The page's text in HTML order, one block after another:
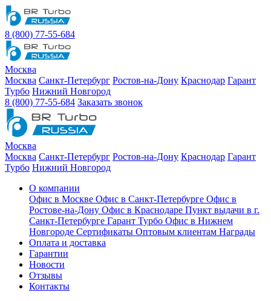
8 (800) 77-55-684
Москва
Москва Санкт-Петербург Ростов-на-Дону Краснодар Гарант
Турбо Нижний Новгород
8 (800) 77-55-684 Заказать звонок
Москва
Москва Санкт-Петербург Ростов-на-Дону Краснодар Гарант
Турбо Нижний Новгород
О компании
Офис в Москве Офис в Санкт-Петербурге Офис в
Ростове-на-Дону Офис в Краснодаре Пункт выдачи в г.
Санкт-Петербурге Гарант Турбо Офис в Нижнем
Новгороде Сертификаты Оптовым клиентам Награды
Оплата и доставка
Гарантии
Новости
Отзывы
Контакты